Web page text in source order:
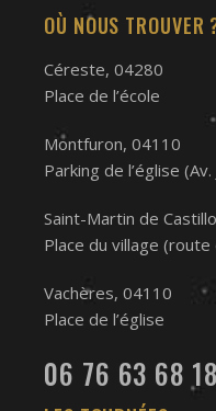
OÙ NOUS TROUVER
Céreste, 04280
Place de l’école
Montfuron, 04110
Parking de l’église
Saint-Martin de
Place du village (route
Vachères, 04110
Place de l’église
06 76 63 68 18